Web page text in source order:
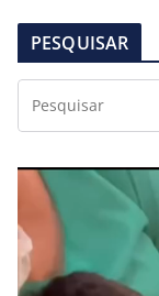
PESQUISAR